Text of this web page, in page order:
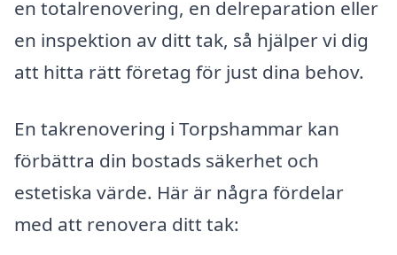
en totalrenovering, en delreparation eller
en inspektion av ditt tak, så hjälper vi dig
att hitta rätt företag för just dina behov.
En takrenovering i Torpshammar kan
förbättra din bostads säkerhet och
estetiska värde. Här är några fördelar
med att renovera ditt tak: